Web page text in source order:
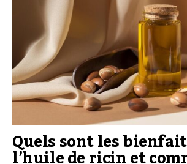
Quels sont les